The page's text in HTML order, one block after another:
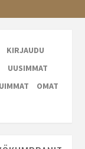
KIRJAUDU
UUSIMMAT
OMAT